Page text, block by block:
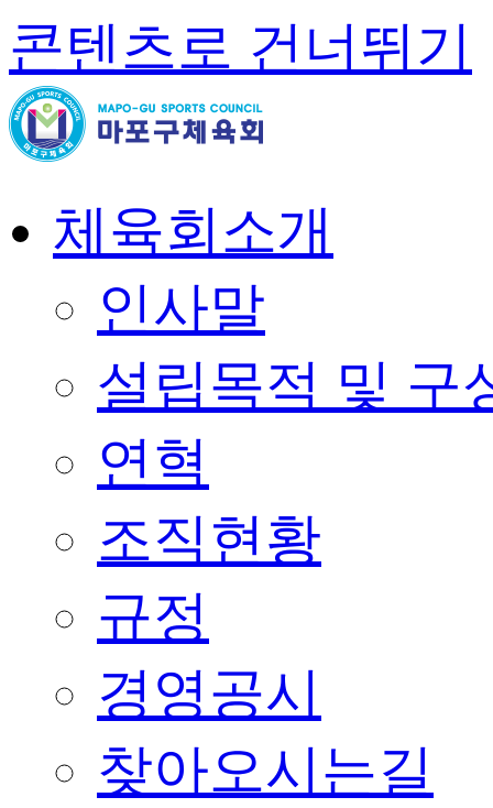
콘텐츠로 건너뛰기
체육회소개
인사말
설립목적 및 구
연혁
조직현황
규정
경영공시
찾아오시는길